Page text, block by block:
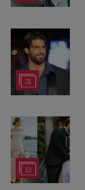
31
13